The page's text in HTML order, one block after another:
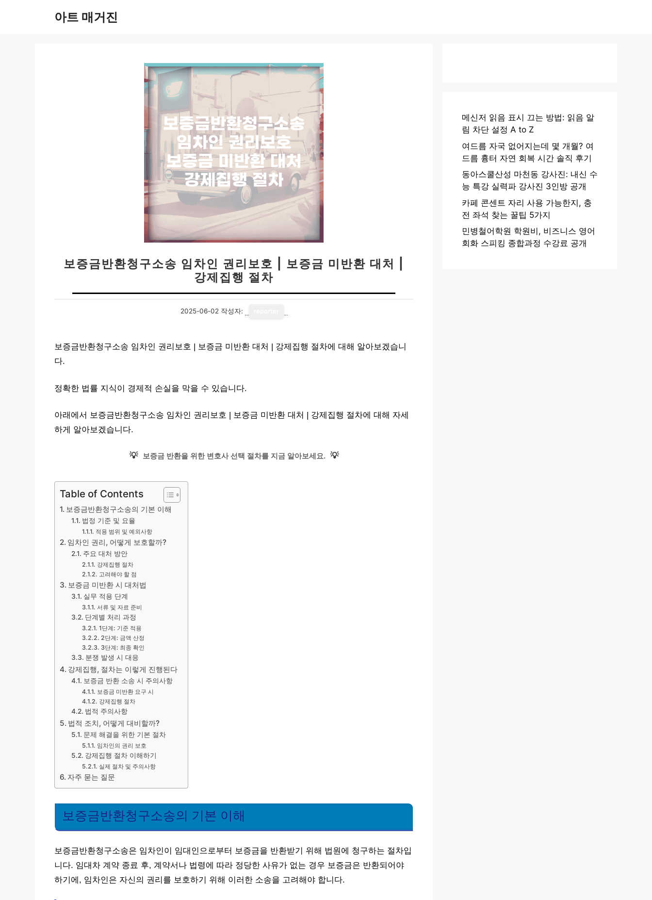
아트 매거진
보증금반환청구소송 임차인 권리보호 | 보증금 미반환 대처 |
강제집행 절차
2025-06-02 작성자:
보증금반환청구소송 임차인 권리보호 | 보증금 미반환 대처 | 강제집행 절차에 대해 알아보겠습니
다.
정확한 법률 지식이 경제적 손실을 막을 수 있습니다.
아래에서 보증금반환청구소송 임차인 권리보호 | 보증금 미반환 대처 | 강제집행 절차에 대해 자세
하게 알아보겠습니다.
💡 보증금 반환을 위한 변호사 선택 절차를 지금 알아보세요. 💡
Table of Contents
보증금반환청구소송의 기본 이해
법정 기준 및 요율
적용 범위 및 예외사항
임차인 권리, 어떻게 보호할까?
주요 대처 방안
강제집행 절차
고려해야 할 점
보증금 미반환 시 대처법
실무 적용 단계
서류 및 자료 준비
단계별 처리 과정
1단계: 기준 적용
2단계: 금액 산정
3단계: 최종 확인
분쟁 발생 시 대응
강제집행, 절차는 이렇게 진행된다
보증금 반환 소송 시 주의사항
보증금 미반환 요구 시
강제집행 절차
법적 주의사항
법적 조치, 어떻게 대비할까?
문제 해결을 위한 기본 절차
임차인의 권리 보호
강제집행 절차 이해하기
실제 절차 및 주의사항
자주 묻는 질문
보증금반환청구소송의 기본 이해
보증금반환청구소송은 임차인이 임대인으로부터 보증금을 반환받기 위해 법원에 청구하는 절차입
니다. 임대차 계약 종료 후, 계약서나 법령에 따라 정당한 사유가 없는 경우 보증금은 반환되어야
하기에, 임차인은 자신의 권리를 보호하기 위해 이러한 소송을 고려해야 합니다.
메신저 읽음 표시 끄는 방법: 읽음 알
림 차단 설정 A to Z
여드름 자국 없어지는데 몇 개월? 여
드름 흉터 자연 회복 시간 솔직 후기
동아스쿨산성 마천동 강사진: 내신 수
능 특강 실력파 강사진 3인방 공개
카페 콘센트 자리 사용 가능한지, 충
전 좌석 찾는 꿀팁 5가지
민병철어학원 학원비, 비즈니스 영어
회화 스피킹 종합과정 수강료 공개